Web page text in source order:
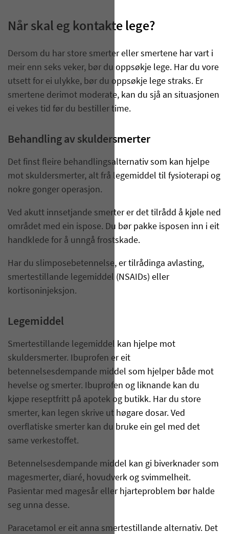
Når skal eg kontakte lege?
Dersom du har store smerter eller smertene har vart i
meir enn seks veker, bør du oppsøkje lege. Har du vore
utsett for ei ulykke, bør du oppsøkje lege straks. Er
smertene derimot moderate, kan du sjå an situasjonen
ei vekes tid før du bestiller time.
Behandling av skuldersmerter
Det finst fleire behandlingsalternativ som kan hjelpe
mot skuldersmerter, alt frå legemiddel til fysioterapi og
nokre gonger operasjon.
Ved akutt innsetjande smerter er det tilrådd å kjøle ned
området med ein ispose. Du bør pakke isposen inn i eit
handklede for å unngå frostskade.
Har du slimposebetennelse, er tilrådinga avlasting,
smertestillande legemiddel (NSAIDs) eller
kortisoninjeksjon.
Legemiddel
Smertestillande legemiddel kan hjelpe mot
skuldersmerter. Ibuprofen er eit
betennelsesdempande middel som hjelper både mot
hevelse og smerter. Ibuprofen og liknande kan du
kjøpe reseptfritt på apotek og butikk. Har du store
smerter, kan legen skrive ut høgare dosar. Ved
overflatiske smerter kan du bruke ein gel med det
same verkestoffet.
Betennelsesdempande middel kan gi biverknader som
magesmerter, diaré, hovudverk og svimmelheit.
Pasientar med magesår eller hjarteproblem bør halde
seg unna desse.
Paracetamol er eit anna smertestillande alternativ. Det